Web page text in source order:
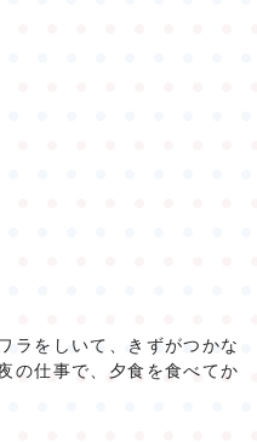
ラをしいて、きずがつかな
の仕事で、夕食を食べてか